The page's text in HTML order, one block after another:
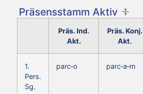
Präsensstamm Aktiv
Präs. Ind.
Akt.
Präs. Konj.
Akt.
1.
Pers.
Sg.
parc‑o parc‑a‑m